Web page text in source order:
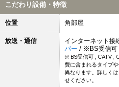
こだわり設備・特徴
位置 角部屋
放送・通信 インターネット接
バー / ※BS受信
※ BS受信可 , CATV ,
費に含まれるタイプ
異なります。詳しく
せください。